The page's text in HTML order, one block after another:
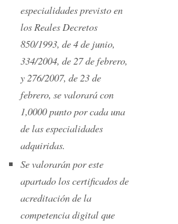
especialidades previsto en
los Reales Decretos
850/1993, de 4 de junio,
334/2004, de 27 de febrero,
y 276/2007, de 23 de
febrero, se valorará con
1,0000 punto por cada una
de las especialidades
adquiridas.
Se valorarán por este
apartado los certificados de
acreditación de la
competencia digital que